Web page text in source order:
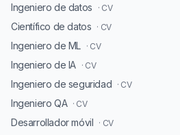
Ingeniero de datos · CV
Científico de datos · CV
Ingeniero de ML · CV
Ingeniero de IA · CV
Ingeniero de seguridad · CV
Ingeniero QA · CV
Desarrollador móvil · CV